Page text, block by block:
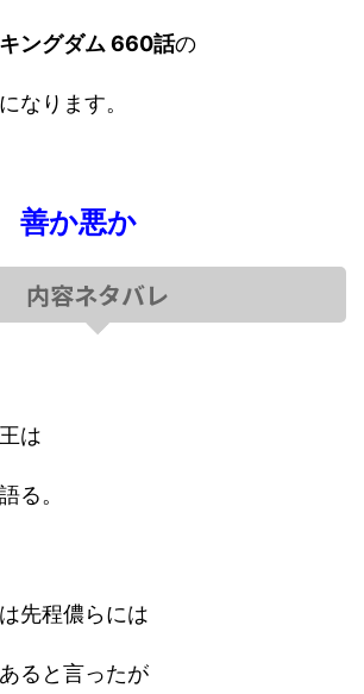
キングダム 660話の
なります。
善か悪か
内容ネタバレ
は
る。
先程儂らには
ると言ったが